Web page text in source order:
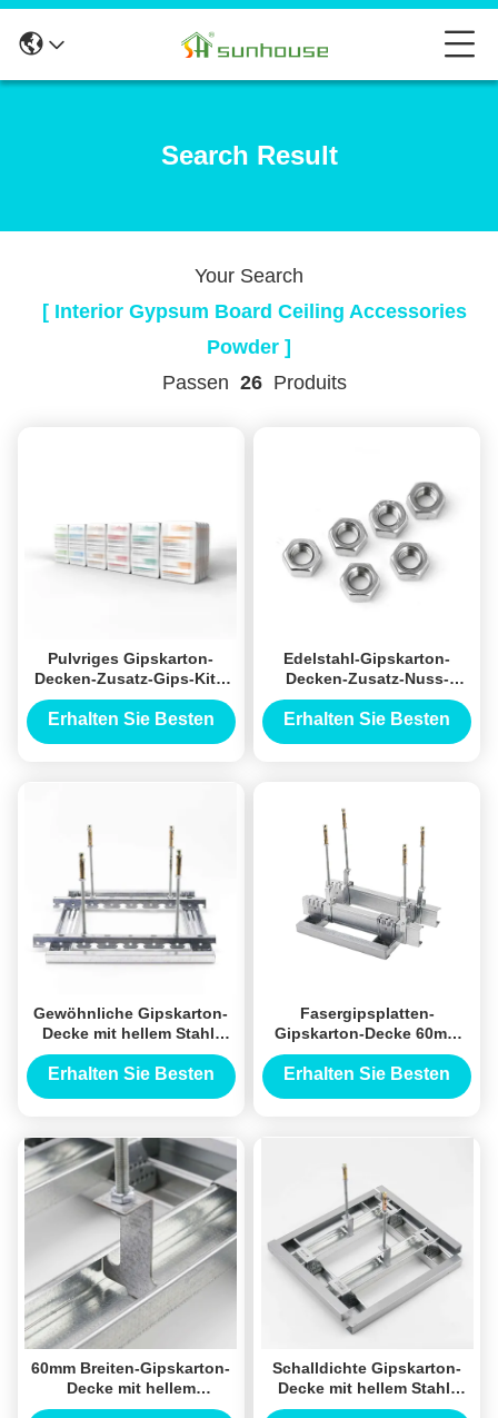
Search Result
Your Search
[ Interior Gypsum Board Ceiling Accessories
Powder ]
Passen 26 Produits
Pulvriges Gipskarton-
Decken-Zusatz-Gips-Kitt-
Pulver für
Innentrennwände
Erhalten Sie Besten
Edelstahl-Gipskarton-
Decken-Zusatz-Nuss-
sechseckige Form
Erhalten Sie Besten
Gewöhnliche Gipskarton-
Decke mit hellem Stahl-
Keel Galvanized Material
Erhalten Sie Besten
Fasergipsplatten-
Gipskarton-Decke 60mm
Keel Material For Interior
Decoration
Erhalten Sie Besten
60mm Breiten-Gipskarton-
Decke mit hellem
galvanisiertem
Schalldichte Gipskarton-
Decke mit hellem Stahl-
Keel Material